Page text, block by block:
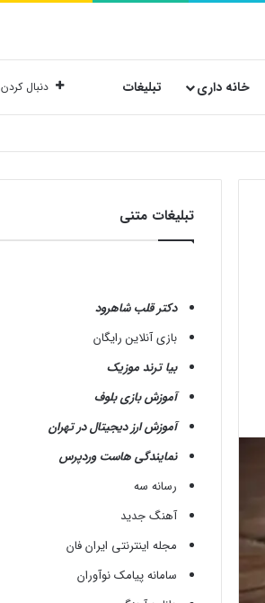
خانه داری تبلیغات دنبال کردن
تبلیغات متنی
دکتر قلب شاهرود
بازی آنلاین رایگان
بیا ترند موزیک
آموزش بازی بلوف
آموزش ارز دیجیتال در تهران
نمایندگی هاست وردپرس
رسانه سه
آهنگ جدید
مجله اینترنتی ایران فان
سامانه پیامک نوآوران